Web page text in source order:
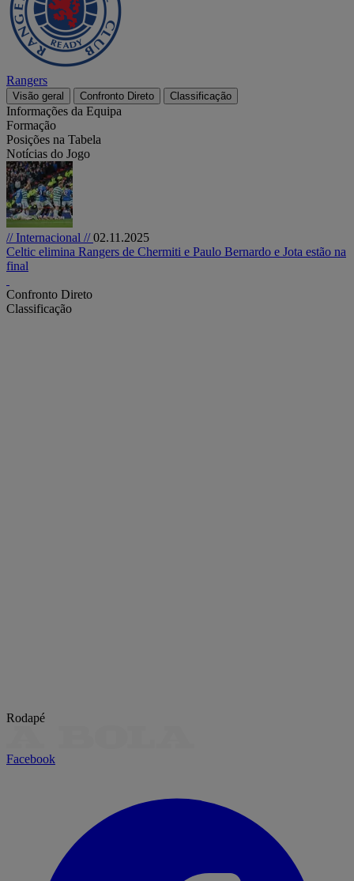
Rangers
Visão geral Confronto Direto Classificação
Informações da Equipa
Formação
Posições na Tabela
Notícias do Jogo
// Internacional //02.11.2025
Celtic elimina Rangers de Chermiti e Paulo Bernardo e Jota estão na
final
Confronto Direto
Classificação
Rodapé
Facebook